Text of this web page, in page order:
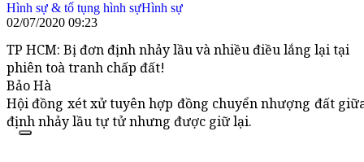
Hình sự & tố tụng hình sựHình sự
02/07/2020 09:23
TP HCM: Bị đơn định nhảy lầu và nhiều điều lắng lại tại
phiên toà tranh chấp đất!
Bảo Hà
Hội đồng xét xử tuyên hợp đồng chuyển nhượng đất
định nhảy lầu tự tử nhưng được giữ lại.